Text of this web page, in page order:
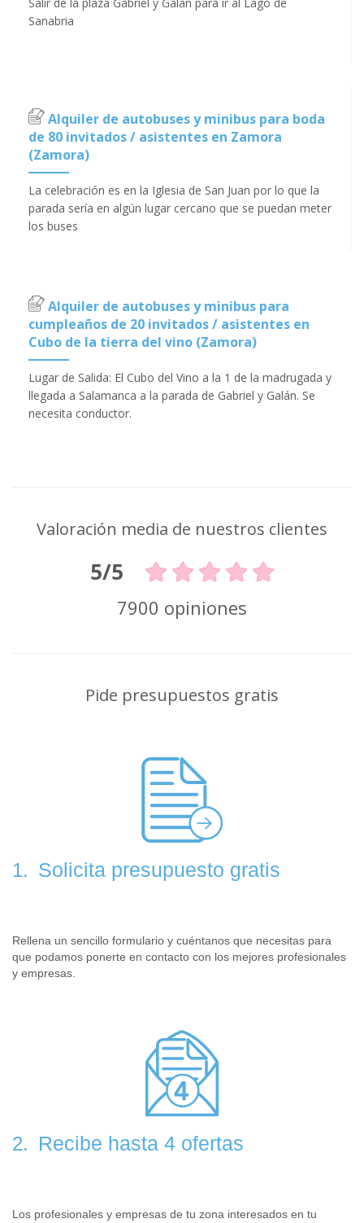
Sanabria
Alquiler de autobuses y minibus para boda
de 80 invitados / asistentes en Zamora
(Zamora)
La celebración es en la Iglesia de San Juan por lo que la
parada sería en algún lugar cercano que se puedan meter
los buses
Alquiler de autobuses y minibus para
cumpleaños de 20 invitados / asistentes en
Cubo de la tierra del vino (Zamora)
Lugar de Salida: El Cubo del Vino a la 1 de la madrugada y
llegada a Salamanca a la parada de Gabriel y Galán. Se
necesita conductor.
Valoración media de nuestros clientes
5/5
7900 opiniones
Pide presupuestos gratis
1. Solicita presupuesto gratis
Rellena un sencillo formulario y cuéntanos que necesitas para
que podamos ponerte en contacto con los mejores profesionales
y empresas.
2. Recibe hasta 4 ofertas
Los profesionales y empresas de tu zona interesados en tu